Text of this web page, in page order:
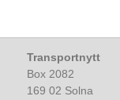
Transportnytt
Box 2082
169 02 Solna